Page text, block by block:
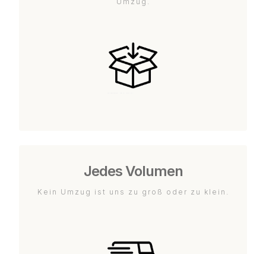
Jedes Volumen
Kein Umzug ist uns zu groß oder zu klein.